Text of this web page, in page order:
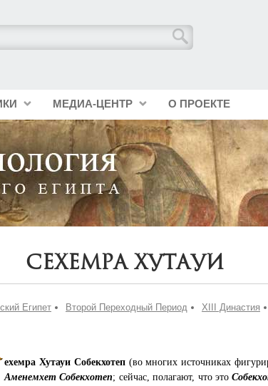
МЕДИА-ЦЕНТР О ПРОЕКТЕ
Сехемра Хутауи
Египет Второй Переходный Период XIII Династия
ехемра Хутауи Собекхотеп(во многих источниках
Аменемхет Собекхотеп; сейчас, полагают, что это